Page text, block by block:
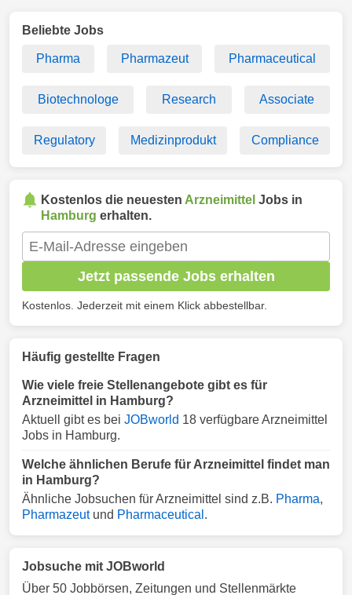
Beliebte Jobs
Pharma Pharmazeut Pharmaceutical
Biotechnologe Research Associate
Regulatory Medizinprodukt Compliance
Kostenlos die neuesten Arzneimittel Jobs in
Hamburg erhalten.
Jetzt passende Jobs erhalten
Kostenlos. Jederzeit mit einem Klick abbestellbar.
Häufig gestellte Fragen
Wie viele freie Stellenangebote gibt es für
Arzneimittel in Hamburg?
Aktuell gibt es bei JOBworld 18 verfügbare Arzneimittel
Jobs in Hamburg.
Welche ähnlichen Berufe für Arzneimittel findet man
in Hamburg?
Ähnliche Jobsuchen für Arzneimittel sind z.B. Pharma,
Pharmazeutund Pharmaceutical .
Jobsuche mit JOBworld
Über 50 Jobbörsen, Zeitungen und Stellenmärkte